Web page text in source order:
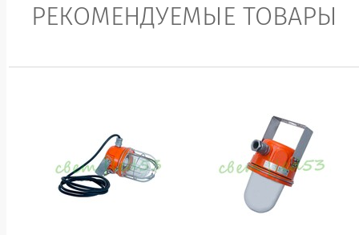
РЕКОМЕНДУЕМЫЕ ТОВАРЫ